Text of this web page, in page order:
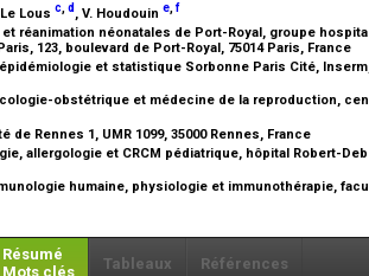
Lous c,d , V. Houdouin e,f
réanimation néonatales de Port-Royal, groupe
123, boulevard de Port-Royal, 75014 Paris, France
et statistique Sorbonne Paris Cité,
obstétrique et médecine de la reproduction,
de Rennes 1, UMR 1099, 35000 Rennes, France
allergologie et CRCM pédiatrique, hôpital Robert-
humaine, physiologie et immunothérapie,
Résumé
Mots clés
Tableaux Références